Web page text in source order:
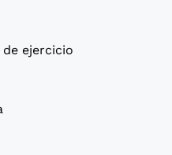
ejercicio